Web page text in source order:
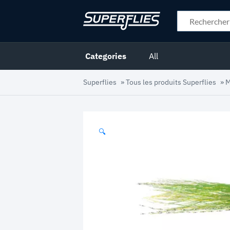
Categories All
Superflies »Tous les produits Superflies »
🔍